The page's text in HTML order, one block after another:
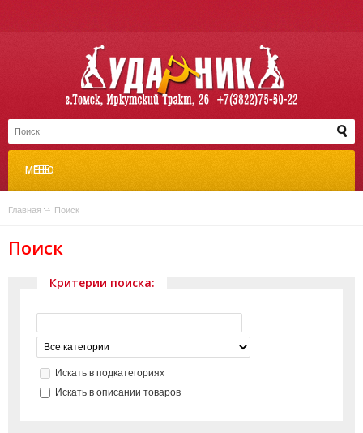
МЕНЮ
Главная » Поиск
Поиск
Критерии поиска:
Искать в подкатегориях
Искать в описании товаров